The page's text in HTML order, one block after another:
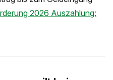
2026 Auszahlung: